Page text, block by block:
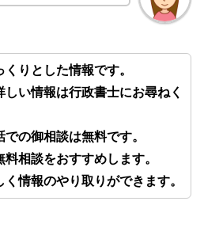
くりとした情報です。
しい情報は行政書士にお尋ねく
での御相談は無料です。
料相談をおすすめします。
く情報のやり取りができます。